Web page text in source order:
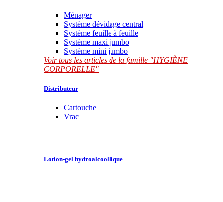
Ménager
Système dévidage central
Système feuille à feuille
Système maxi jumbo
Système mini jumbo
Voir tous les articles de la famille "HYGIÈNE
CORPORELLE"
Distributeur
Cartouche
Vrac
Lotion-gel hydroalcoollique